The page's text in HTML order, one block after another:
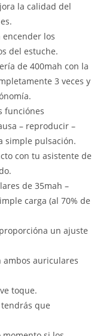
la calidad del
los
del estuche.
de 400mah con la
3 veces y
funciónes
– reproducir –
simple pulsación.
con tu asistente de
de 35mah –
carga (al 70% de
un ajuste
auriculares
toque.
que